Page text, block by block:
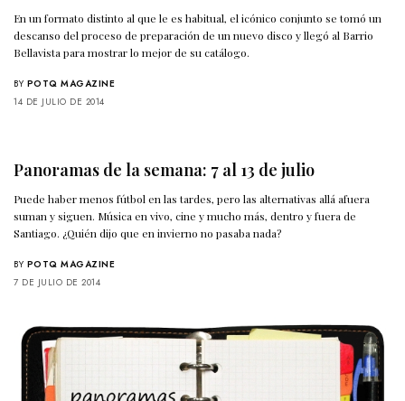
En un formato distinto al que le es habitual, el icónico conjunto se tomó un
descanso del proceso de preparación de un nuevo disco y llegó al Barrio
Bellavista para mostrar lo mejor de su catálogo.
BY POTQ MAGAZINE
14 DE JULIO DE 2014
Panoramas de la semana: 7 al 13 de julio
Puede haber menos fútbol en las tardes, pero las alternativas allá afuera
suman y siguen. Música en vivo, cine y mucho más, dentro y fuera de
Santiago. ¿Quién dijo que en invierno no pasaba nada?
BY POTQ MAGAZINE
7 DE JULIO DE 2014